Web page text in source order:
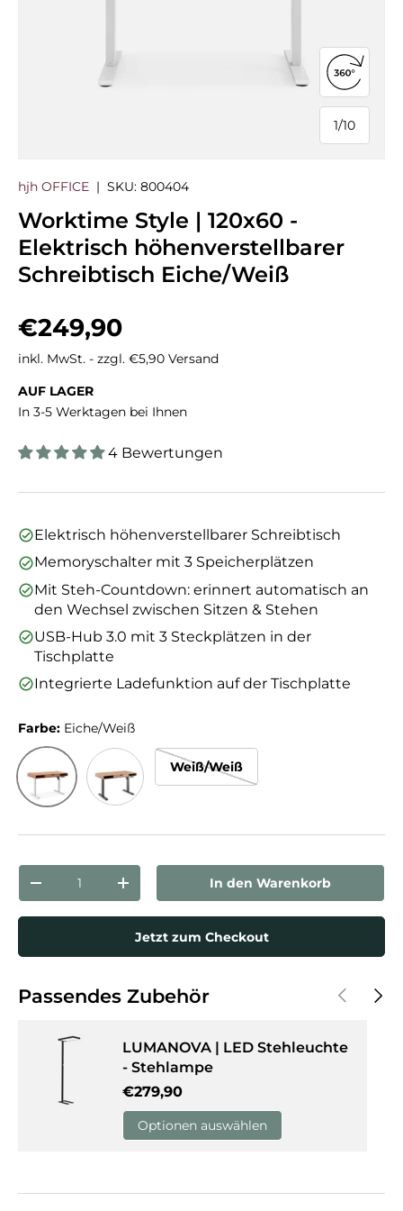
1/
von
10
360°-
hjh OFFICE | SKU: 800404
Worktime Style | 120x60 -
Elektrisch höhenverstellbarer
Schreibtisch Eiche/Weiß
Normaler Preis
€249,90
inkl. MwSt. - zzgl. €5,90 Versand
AUF LAGER
In 3-5 Werktagen bei Ihnen
4 Bewertungen
Elektrisch höhenverstellbarer Schreibtisch
Memoryschalter mit 3 Speicherplätzen
Mit Steh-Countdown: erinnert automatisch an
den Wechsel zwischen Sitzen & Stehen
USB-Hub 3.0 mit 3 Steckplätzen in der
Tischplatte
Integrierte Ladefunktion auf der Tischplatte
Farbe: Eiche/Weiß
Weiß/Weiß
Menge verringernMenge erhöhenIn den Warenkorb
Jetzt zum Checkout
Passendes Zubehör Vorherige
LUMANOVA | LED Stehleuchte
- Stehlampe
Normaler Preis
€279,90
Optionen auswählen